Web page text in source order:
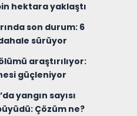
hektara yaklaştı
son durum: 6
sürüyor
araştırılıyor:
güçleniyor
yangın sayısı
Çözüm ne?